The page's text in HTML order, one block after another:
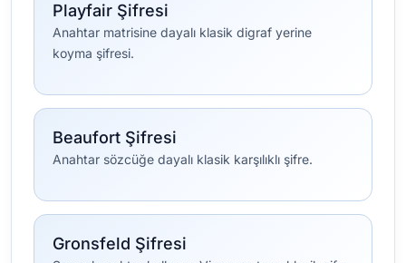
Playfair Şifresi
Anahtar matrisine dayalı klasik digraf yerine
koyma şifresi.
Beaufort Şifresi
Anahtar sözcüğe dayalı klasik karşılıklı şifre.
Gronsfeld Şifresi